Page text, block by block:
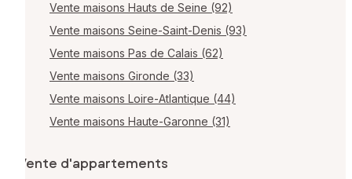
Vente maisons Hauts de Seine (92)
Vente maisons Seine-Saint-Denis (93)
Vente maisons Pas de Calais (62)
Vente maisons Gironde (33)
Vente maisons Loire-Atlantique (44)
Vente maisons Haute-Garonne (31)
Vente d'appartements